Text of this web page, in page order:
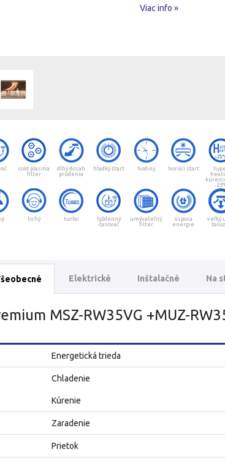
Viac info »
cold plasma
filter
dlhý dosah
prúdenia
hladký štart hodiny horúci štart
-
tichý turbo
týždenný
časovač
umývateľný
filter
úspora
energie
veľký
Elektrické Inštalačné Na
MSZ-RW35VG +MUZ-
Energetická trieda
Chladenie
Kúrenie
Zaradenie
Prietok